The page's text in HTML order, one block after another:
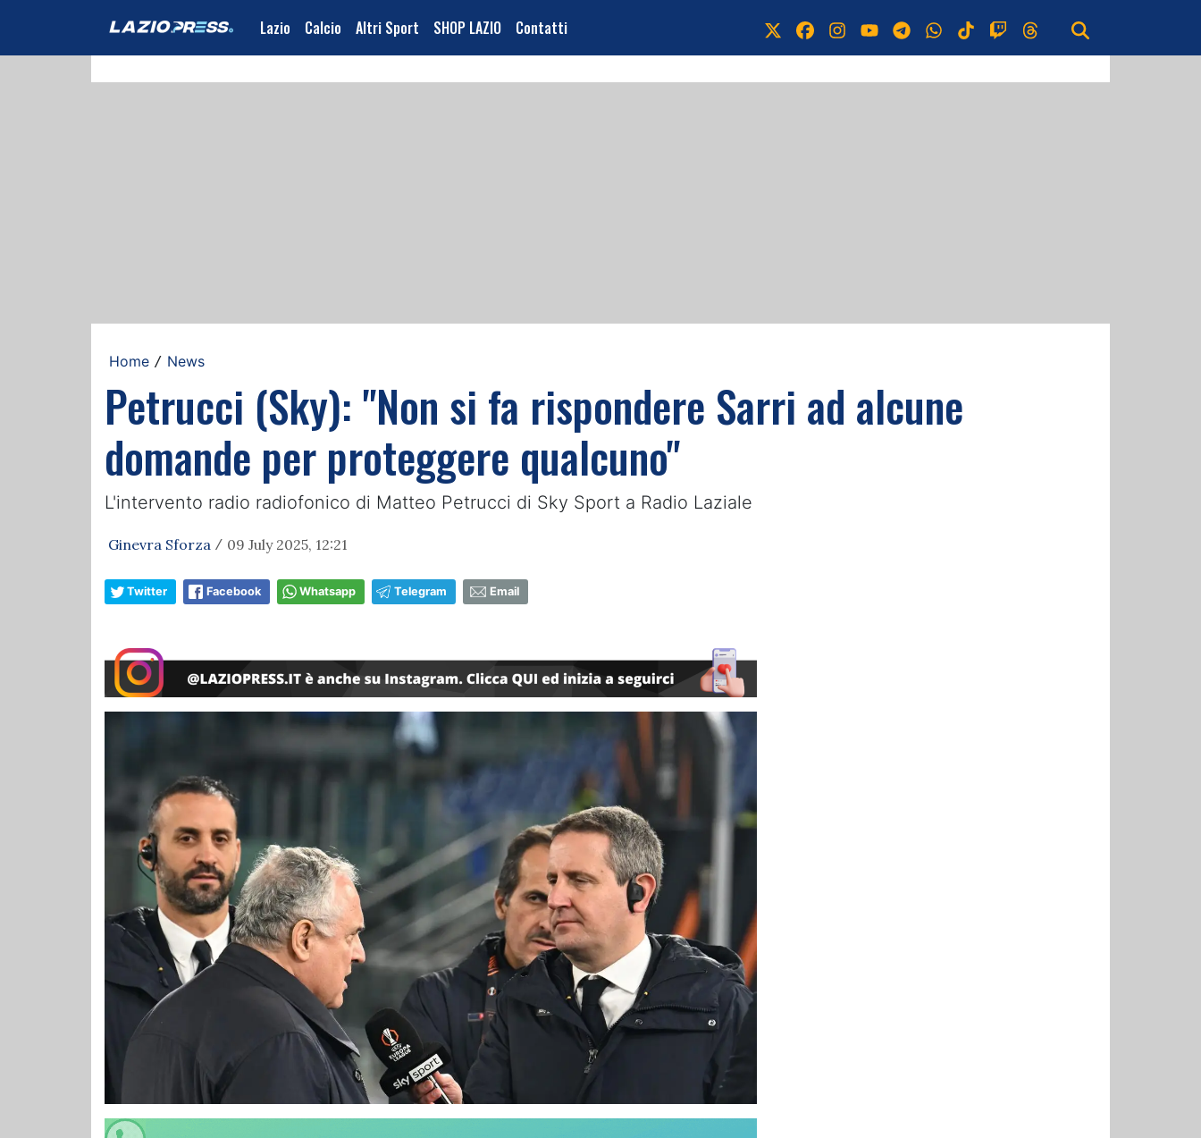
Lazio Calcio Altri Sport SHOP LAZIO Contatti
Home / News
Petrucci (Sky): "Non si fa rispondere Sarri ad alcune
domande per proteggere qualcuno"
L'intervento radio radiofonico di Matteo Petrucci di Sky Sport a Radio Laziale
Ginevra Sforza / 09 July 2025, 12:21
Twitter Facebook Whatsapp Telegram Email